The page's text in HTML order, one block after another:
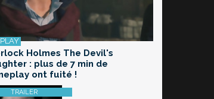
Holmes The Devil's
: plus de 7 min de
ont fuité !